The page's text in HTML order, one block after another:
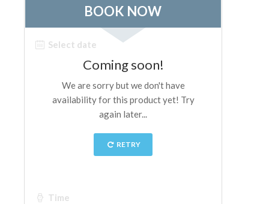
Musée Archéologique
Opificio delle Pietre Dure
Le Musée Galilée
Le Jardin de Boboli
La tour d'Arnolfo
Le Palazzo Vecchio